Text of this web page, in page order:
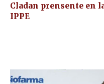
Cladan prensente en
IPPE